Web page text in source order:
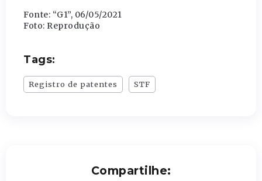
Fonte: “G1”, 06/05/2021
Foto: Reprodução
Tags:
Registro de patentes STF
Compartilhe: